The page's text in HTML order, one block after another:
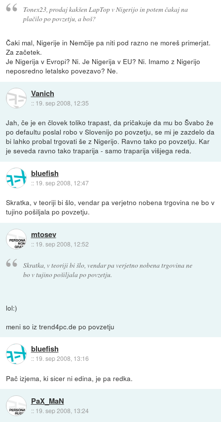
Tonex23, prodaj kakšen LapTop v Nigerijo in potem čakaj na
plačilo po povzetju, a boš?
Čaki mal, Nigerije in Nemčije pa niti pod razno ne moreš primerjat.
Za začetek.
Je Nigerija v Evropi? Ni. Je Nigerija v EU? Ni. Imamo z Nigerijo
neposredno letalsko povezavo? Ne.
Vanich
:: 19. sep 2008, 12:35
Jah, če je en človek toliko trapast, da pričakuje da mu bo Švabo že
po defaultu poslal robo v Slovenijo po povzetju, se mi je zazdelo da
bi lahko probal trgovati še z Nigerijo. Ravno tako po povzetju. Kar
je seveda ravno tako traparija - samo traparija višjega reda.
bluefish
:: 19. sep 2008, 12:47
Skratka, v teoriji bi šlo, vendar pa verjetno nobena trgovina ne bo v
tujino pošiljala po povzetju.
mtosev
:: 19. sep 2008, 12:52
Skratka, v teoriji bi šlo, vendar pa verjetno nobena trgovina ne
bo v tujino pošiljala po povzetju.
lol:)
meni so iz trend4pc.de po povzetju
bluefish
:: 19. sep 2008, 13:16
Pač izjema, ki sicer ni edina, je pa redka.
PaX_MaN
:: 19. sep 2008, 13:24